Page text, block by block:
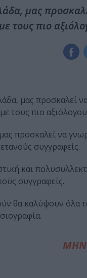
μας
τους πιο
μας προσκαλεί
τους πιο
προσκαλεί να
συγγραφείς.
και
συγγραφείς.
θα καλύψουν όλα
ΜΗΝ